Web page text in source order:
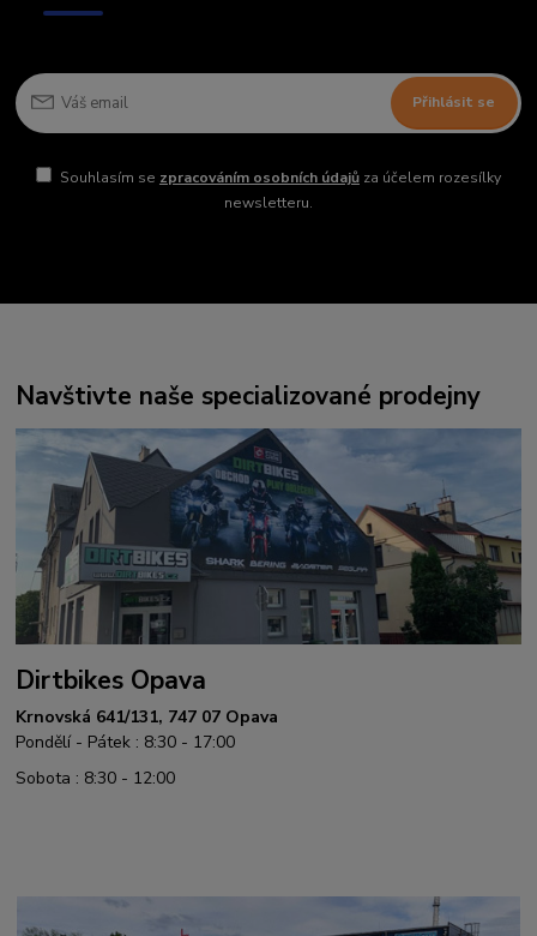
Přihlásit se
Souhlasím se zpracováním osobních údajůza účelem rozesílky
newsletteru.
Navštivte naše specializované prodejny
Dirtbikes Opava
Krnovská 641/131, 747 07 Opava
Pondělí - Pátek : 8:30 - 17:00
Sobota : 8:30 - 12:00